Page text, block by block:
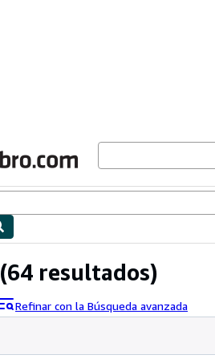
(64 resultados)
Refinar con la Búsqueda avanzada